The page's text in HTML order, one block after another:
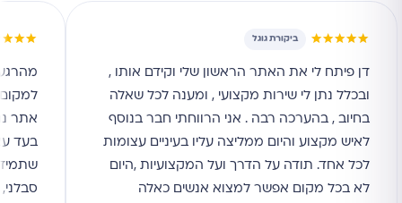
★★★★★ ביקורת גוגל
דן פיתח לי את האתר הראשון שלי וקידם אותו ,
ובכלל נתן לי שירות מקצועי , ומענה לכל שאלה
בחיוב , בהערכה רבה . אני הרווחתי חבר בנוסף
לאיש מקצוע והיום ממליצה עליו בעיניים עצומות
לכל אחד. תודה על הדרך ועל המקצועיות ,היום
לא בכל מקום אפשר למצוא אנשים כאלה
למקום
אתר
בעד
שתמיד